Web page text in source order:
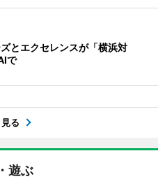
とエクセレンスが「横浜対
で
る
遊ぶ